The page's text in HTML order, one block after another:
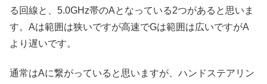
る回線と、5.0GHz帯のAとなっている2つがあると思いま
す。Aは範囲は狭いですが高速でGは範囲は広いですがA
より遅いです。
通常はAに繋がっていると思いますが、ハンドステアリン